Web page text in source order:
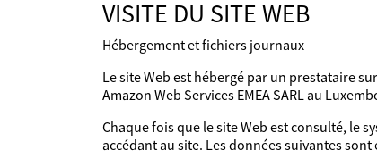
VISITE DU SITE WEB
Hébergement et fichiers journaux
Le site Web est hébergé par un prestataire
Amazon Web Services EMEA SARL au
Chaque fois que le site Web est consulté, le
accédant au site. Les données suivantes